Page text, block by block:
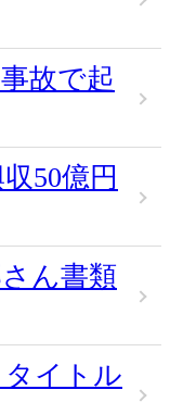
故で起
50億円
ん書類
イトル